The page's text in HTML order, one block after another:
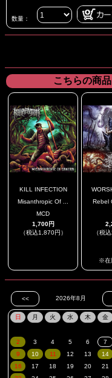
数量：
こちらの商
KILL INFECTION
Misanthropic Of ...
MCD
1,700円
（税込1,870円）
Rebel
（税
※在